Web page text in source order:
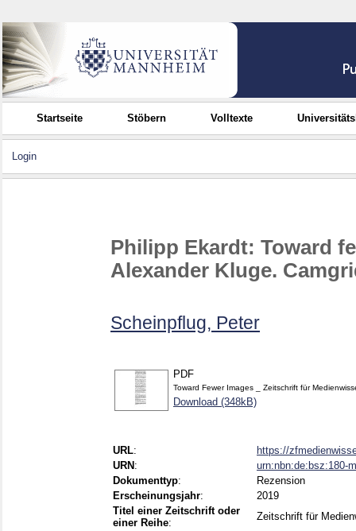
Startseite Stöbern Volltexte
Login
Philipp Ekardt: Toward
Alexander Kluge.
Scheinpflug, Peter
PDF
Toward Fewer Images _ Zeitschrift für
Download (348kB)
URL:
https://
URN :
urn:nbn:de:bsz:180-
Dokumenttyp:
Rezension
Erscheinungsjahr:
2019
Titel einer Zeitschrift oder
einer Reihe:
Zeitschrift für